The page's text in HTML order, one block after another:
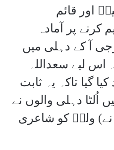
اور قائم
کرنے پر آمادہ
آ کے دہلی میں
اس لیے سعداللہ
گیا تاکہ یہ ثابت
اُلٹا دہلی والوں نے
نے) ولیؔ کو شاعری